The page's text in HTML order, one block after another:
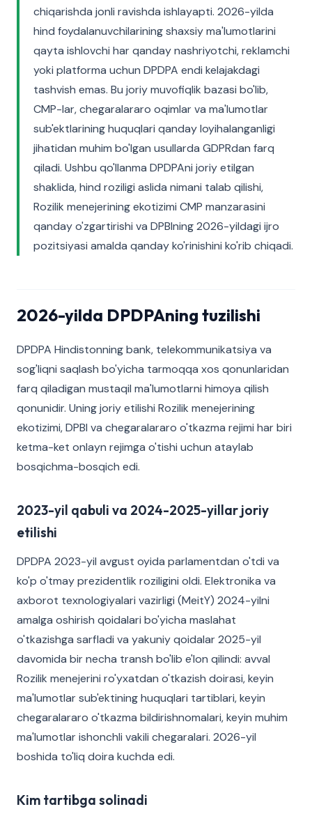
chiqarishda jonli ravishda ishlayapti. 2026-yilda
hind foydalanuvchilarining shaxsiy ma'lumotlarini
qayta ishlovchi har qanday nashriyotchi, reklamchi
yoki platforma uchun DPDPA endi kelajakdagi
tashvish emas. Bu joriy muvofiqlik bazasi bo'lib,
CMP-lar, chegaralararo oqimlar va ma'lumotlar
sub'ektlarining huquqlari qanday loyihalanganligi
jihatidan muhim bo'lgan usullarda GDPRdan farq
qiladi. Ushbu qo'llanma DPDPAni joriy etilgan
shaklida, hind roziligi aslida nimani talab qilishi,
Rozilik menejerining ekotizimi CMP manzarasini
qanday o'zgartirishi va DPBIning 2026-yildagi ijro
pozitsiyasi amalda qanday ko'rinishini ko'rib chiqadi.
2026-yilda DPDPAning tuzilishi
DPDPA Hindistonning bank, telekommunikatsiya va
sog'liqni saqlash bo'yicha tarmoqqa xos qonunlaridan
farq qiladigan mustaqil ma'lumotlarni himoya qilish
qonunidir. Uning joriy etilishi Rozilik menejerining
ekotizimi, DPBI va chegaralararo o'tkazma rejimi har biri
ketma-ket onlayn rejimga o'tishi uchun ataylab
bosqichma-bosqich edi.
2023-yil qabuli va 2024-2025-yillar joriy
etilishi
DPDPA 2023-yil avgust oyida parlamentdan o'tdi va
ko'p o'tmay prezidentlik roziligini oldi. Elektronika va
axborot texnologiyalari vazirligi (MeitY) 2024-yilni
amalga oshirish qoidalari bo'yicha maslahat
o'tkazishga sarfladi va yakuniy qoidalar 2025-yil
davomida bir necha transh bo'lib e'lon qilindi: avval
Rozilik menejerini ro'yxatdan o'tkazish doirasi, keyin
ma'lumotlar sub'ektining huquqlari tartiblari, keyin
chegaralararo o'tkazma bildirishnomalari, keyin muhim
ma'lumotlar ishonchli vakili chegaralari. 2026-yil
boshida to'liq doira kuchda edi.
Kim tartibga solinadi